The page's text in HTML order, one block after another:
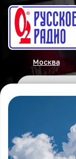
Москва